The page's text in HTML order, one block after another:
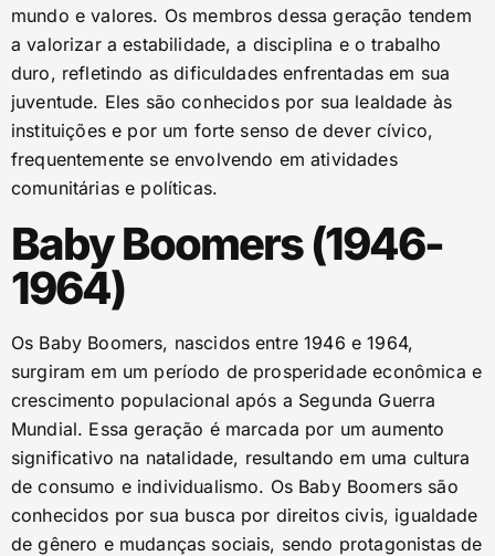
mundo e valores. Os membros dessa geração tendem
a valorizar a estabilidade, a disciplina e o trabalho
duro, refletindo as dificuldades enfrentadas em sua
juventude. Eles são conhecidos por sua lealdade às
instituições e por um forte senso de dever cívico,
frequentemente se envolvendo em atividades
comunitárias e políticas.
Baby Boomers (1946-
1964)
Os Baby Boomers, nascidos entre 1946 e 1964,
surgiram em um período de prosperidade econômica e
crescimento populacional após a Segunda Guerra
Mundial. Essa geração é marcada por um aumento
significativo na natalidade, resultando em uma cultura
de consumo e individualismo. Os Baby Boomers são
conhecidos por sua busca por direitos civis, igualdade
de gênero e mudanças sociais, sendo protagonistas de